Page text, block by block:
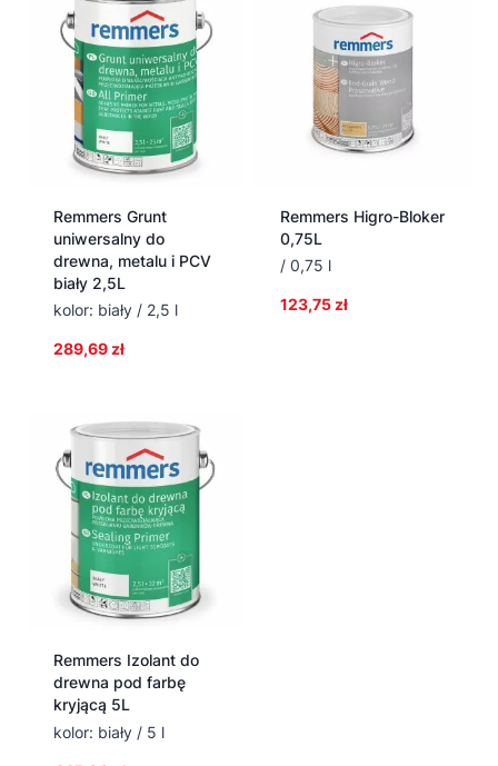
Remmers Grunt
uniwersalny do
drewna, metalu i PCV
biały 2,5L
kolor: biały / 2,5 l
289,69zł
Remmers Higro-Bloker
0,75L
/ 0,75 l
123,75zł
Remmers Izolant do
drewna pod farbę
kryjącą 5L
kolor: biały / 5 l